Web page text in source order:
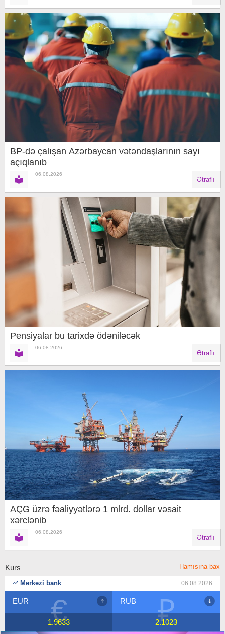
BP-də çalışan Azərbaycan vətəndaşlarının sayı
açıqlanıb
06.08.2026
Ətraflı
Pensiyalar bu tarixdə ödəniləcək
06.08.2026
Ətraflı
AÇG üzrə fəaliyyətlərə 1 mlrd. dollar vəsait
xərclənib
06.08.2026
Ətraflı
Kurs Hamısına bax
Mərkəzi bank 06.08.2026
€
EUR
1.9633 ₽
RUB
2.1023